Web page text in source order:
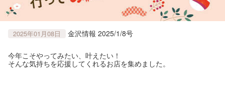
2025年01月08日 金沢情報 2025/1/8号
今年こそやってみたい、叶えたい！
そんな気持ちを応援してくれるお店を集めました。